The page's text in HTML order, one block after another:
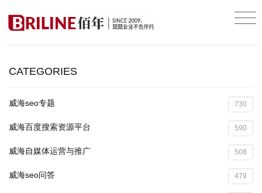
CATEGORIES
威海seo专题 730
威海百度搜索资源平台 590
威海自媒体运营与推广 508
威海seo问答 479